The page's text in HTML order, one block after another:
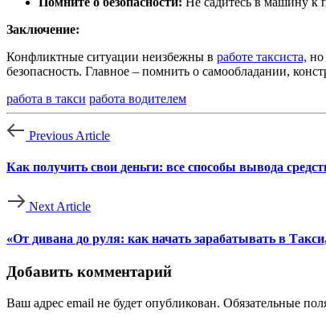
Заключение:
Конфликтные ситуации неизбежны в работе таксиста, но
безопасность. Главное – помнить о самообладании,
работа в такси работа водителем
Previous Article
Как получить свои деньги: все способы вывода
Next Article
«От дивана до руля: как начать зарабатывать в
Добавить комментарий
Ваш адрес email не будет опубликован. Обязательные